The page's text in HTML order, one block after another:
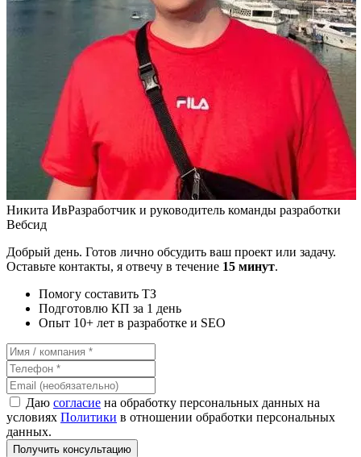
Никита ИвРазработчик и руководитель команды разработки
Вебсид
Добрый день. Готов лично обсудить ваш проект или задачу.
Оставьте контакты, я отвечу в течение 15 минут.
Помогу составить ТЗ
Подготовлю КП за 1 день
Опыт 10+ лет в разработке и SEO
Даю согласие на обработку персональных данных на
условиях Политики в отношении обработки персональных
данных.
Получить консультацию